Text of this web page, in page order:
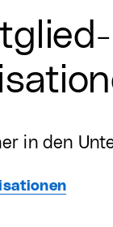
in den